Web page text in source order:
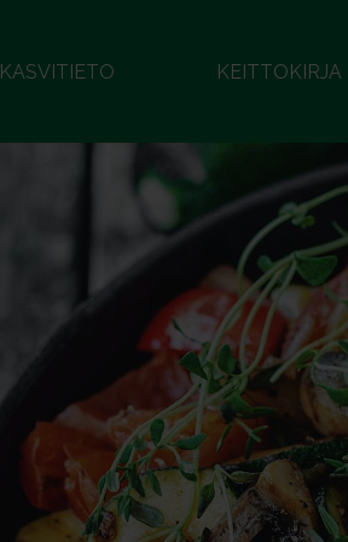
KASVITIETO KEITTOKIRJA